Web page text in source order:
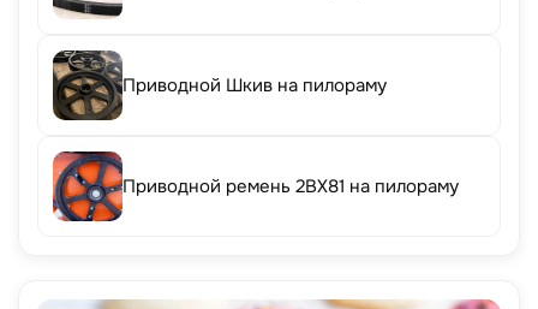
Приводной Шкив на пилораму
Приводной ремень 2BX81 на пилораму